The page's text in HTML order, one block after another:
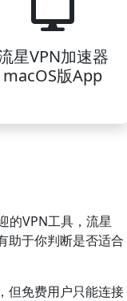
星VPN加速器
macOS版App
的VPN工具，流星
助于你判断是否适合
但免费用户只能连接